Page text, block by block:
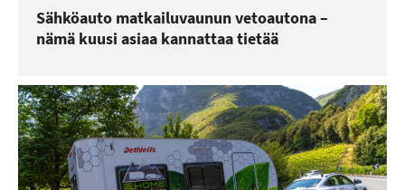
Sähköauto matkailuvaunun vetoautona –
nämä kuusi asiaa kannattaa tietää